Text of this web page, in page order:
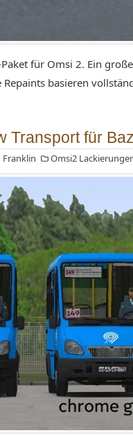
für Omsi 2. Ein
basieren
Transport für
Franklin Omsi2